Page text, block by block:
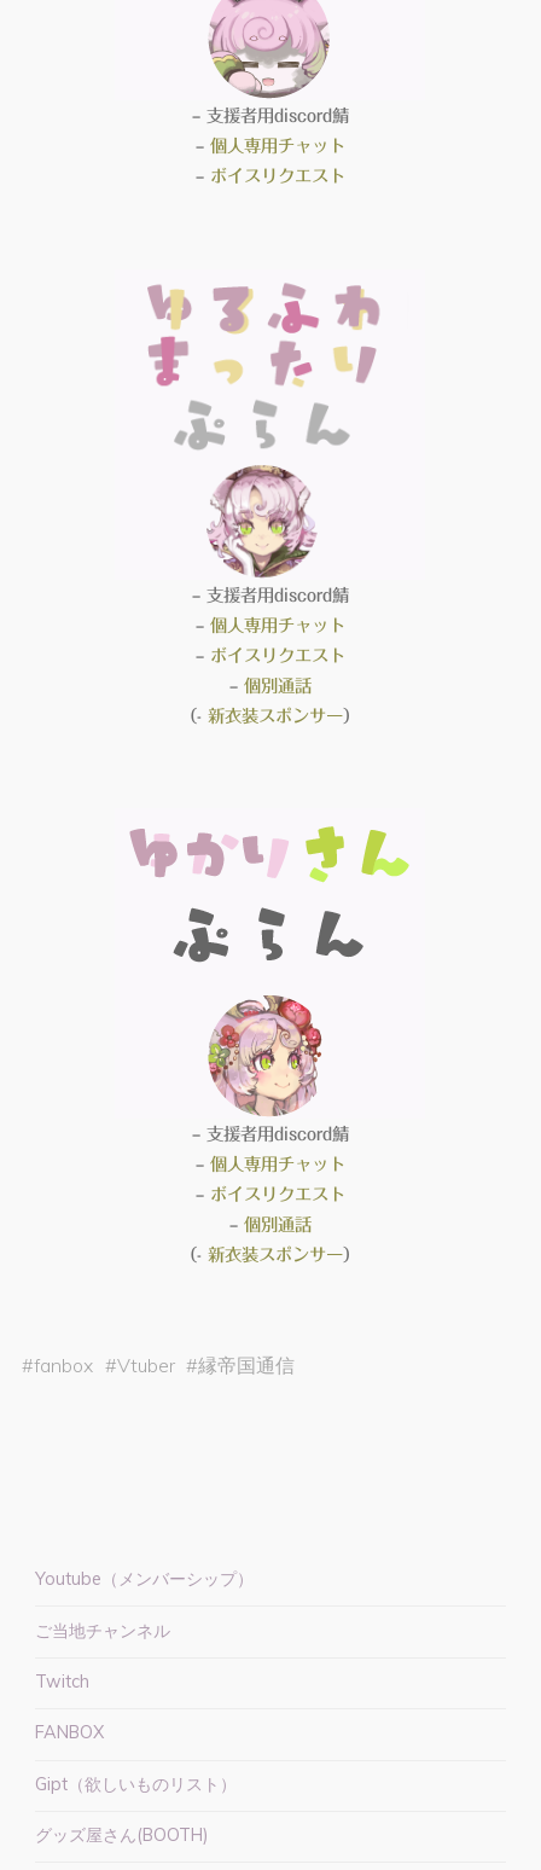
– 支援者用discord鯖
– 個人専用チャット
– ボイスリクエスト
– 支援者用discord鯖
– 個人専用チャット
– ボイスリクエスト
– 個別通話
（-新衣装スポンサー）
– 支援者用discord鯖
– 個人専用チャット
– ボイスリクエスト
– 個別通話
（-新衣装スポンサー）
#fanbox #Vtuber #縁帝国通信
Youtube（メンバーシップ）
ご当地チャンネル
Twitch
FANBOX
Gipt（欲しいものリスト）
グッズ屋さん(BOOTH)